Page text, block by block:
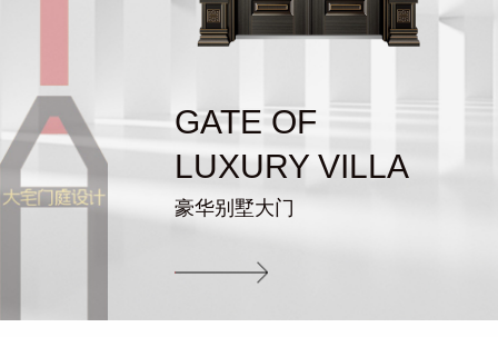
GATE OF
LUXURY VILLA
豪华别墅大门